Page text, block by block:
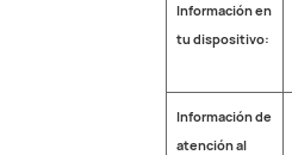
Información en
tu dispositivo:
Información de
atención al